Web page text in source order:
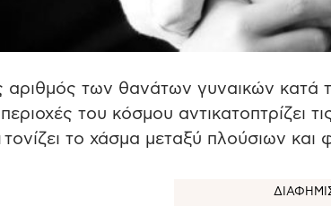
των θανάτων γυναικών κατά
του κόσμου αντικατοπτρίζει
τονίζει το χάσμα μεταξύ πλούσιων και